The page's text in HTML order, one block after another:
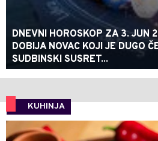
DNEVNI HOROSKOP ZA 3. JUN
DOBIJA NOVAC KOJI JE DUGO
SUDBINSKI SUSRET...
KUHINJA